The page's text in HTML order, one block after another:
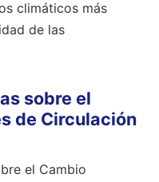
climáticos más
de las
sobre el
de Circulación
el Cambio